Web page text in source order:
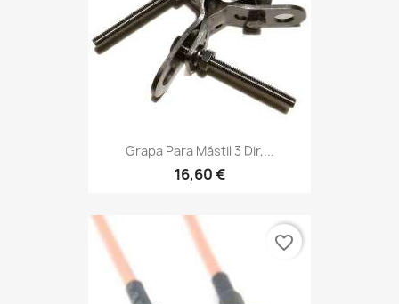
Grapa Para Mástil 3 Dir,...
16,60 €
favorite_border